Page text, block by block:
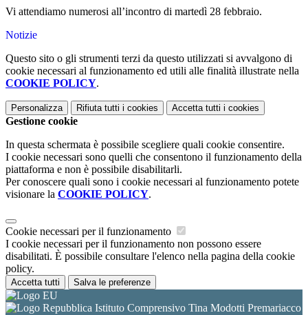
Vi attendiamo numerosi all’incontro di martedì 28 febbraio.
Notizie
Questo sito o gli strumenti terzi da questo utilizzati si avvalgono di
cookie necessari al funzionamento ed utili alle finalità illustrate nella
COOKIE POLICY.
Personalizza Rifiuta tutti i cookies Accetta tutti i cookies
Gestione cookie
In questa schermata è possibile scegliere quali cookie consentire.
I cookie necessari sono quelli che consentono il funzionamento della
piattaforma e non è possibile disabilitarli.
Per conoscere quali sono i cookie necessari al funzionamento potete
visionare la COOKIE POLICY.
Cookie necessari per il funzionamento
I cookie necessari per il funzionamento non possono essere
disabilitati. È possibile consultare l'elenco nella pagina della cookie
policy.
Accetta tutti Salva le preferenze
Istituto Comprensivo Tina Modotti Premariacco